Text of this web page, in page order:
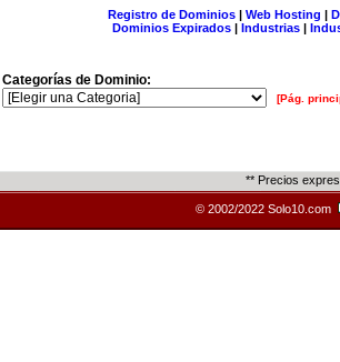
Registro de Dominios| Web Hosting |
Dominios Expirados | Industrias |
Categorías de Dominio:
[Pág.
** Precios
© 2002/2022 Solo10.com